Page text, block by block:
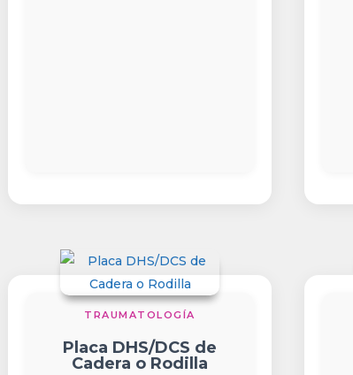
TRAUMATOLOGÍA
Placa DHS/DCS de
Cadera o Rodilla